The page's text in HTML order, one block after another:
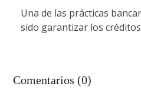
Una de las prácticas
sido garantizar los
Comentarios (0)